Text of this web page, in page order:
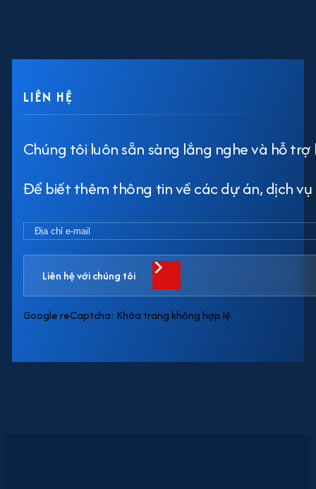
LIÊN HỆ
Chúng tôi luôn sẵn sàng lắng nghe và hỗ trợ
Để biết thêm thông tin về các dự án, dịch vụ
Liên hệ với chúng tôi
Google reCaptcha: Khóa trang không hợp lệ.